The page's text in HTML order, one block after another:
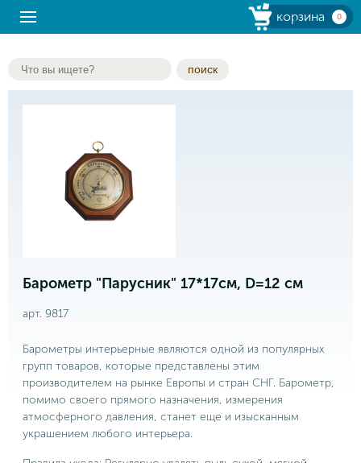
корзина 0
поиск
Барометр "Парусник" 17*17см, D=12 см
арт. 9817
Барометры интерьерные являются одной из популярных
групп товаров, которые представлены этим
производителем на рынке Европы и стран СНГ. Барометр,
помимо своего прямого назначения, измерения
атмосферного давления, станет еще и изысканным
украшением любого интерьера.